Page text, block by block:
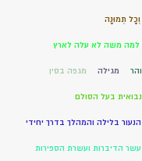
תְּמוּנָה
למה משה לא עלה לארץ
מגילה מגפה בסין
בעל הסולם
בלילה והמהלך בדרך יחידי
עשר הדיברות ועשרת הספירות